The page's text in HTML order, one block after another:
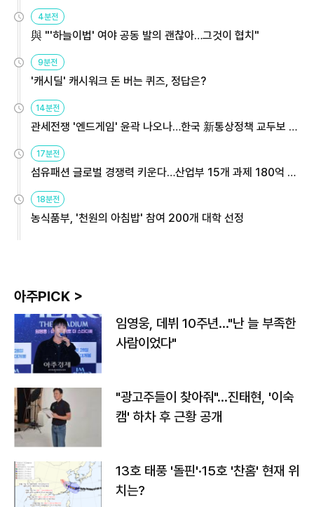
4분전
與 "'하늘이법' 여야 공동 발의 괜찮아…그것이 협치"
9분전
'캐시딜' 캐시워크 돈 버는 퀴즈, 정답은?
14분전
관세전쟁 '엔드게임' 윤곽 나오나…한국 新통상정책 교두보 활
용해야
17분전
섬유패션 글로벌 경쟁력 키운다…산업부 15개 과제 180억 지
원
18분전
농식품부, '천원의 아침밥' 참여 200개 대학 선정
아주PICK >
임영웅, 데뷔 10주년…"난 늘 부족한
사람이었다"
"광고주들이 찾아줘"…진태현, '이숙
캠' 하차 후 근황 공개
13호 태풍 '돌핀'·15호 '찬홈' 현재 위
치는?